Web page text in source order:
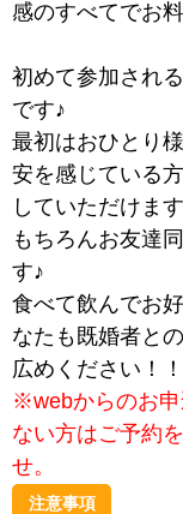
感のすべてでお
初めて参加され
です♪
最初はおひとり
安を感じている
していただけま
もちろんお友達
す♪
食べて飲んでお
なたも既婚者と
広めください！！
※webからのお申
ない方はご予約
せ。
注意事項